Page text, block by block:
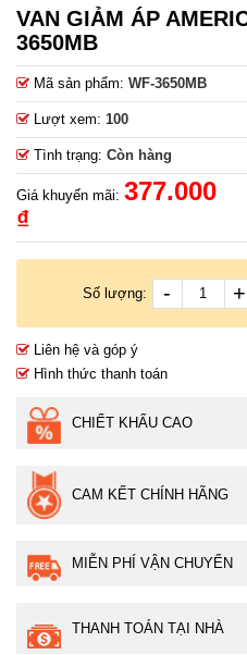
VAN GIẢM ÁP
3650MB
Mã sản phẩm: WF-3650MB
Lượt xem: 100
Tình trạng: Còn hàng
Giá khuyến mãi: 377.000
₫
Số lượng: - +
Liên hệ và góp ý
Hình thức thanh toán
CHIẾT KHẤU CAO
CAM KẾT CHÍNH HÃNG
MIỄN PHÍ VẬN CHUYỂN
THANH TOÁN TẠI NHÀ